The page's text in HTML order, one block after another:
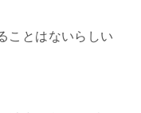
ことはないらしい